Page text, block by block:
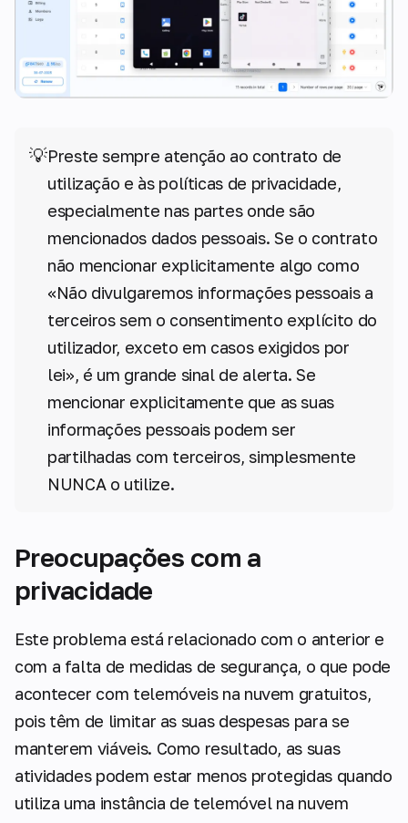
💡Preste sempre atenção ao contrato de
utilização e às políticas de privacidade,
especialmente nas partes onde são
mencionados dados pessoais. Se o contrato
não mencionar explicitamente algo como
«Não divulgaremos informações pessoais a
terceiros sem o consentimento explícito do
utilizador, exceto em casos exigidos por
lei», é um grande sinal de alerta. Se
mencionar explicitamente que as suas
informações pessoais podem ser
partilhadas com terceiros, simplesmente
NUNCA o utilize.
Preocupações com a
privacidade
Este problema está relacionado com o anterior e
com a falta de medidas de segurança, o que pode
acontecer com telemóveis na nuvem gratuitos,
pois têm de limitar as suas despesas para se
manterem viáveis. Como resultado, as suas
atividades podem estar menos protegidas quando
utiliza uma instância de telemóvel na nuvem